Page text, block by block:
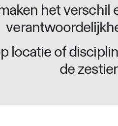
het verschil
locatie of
de